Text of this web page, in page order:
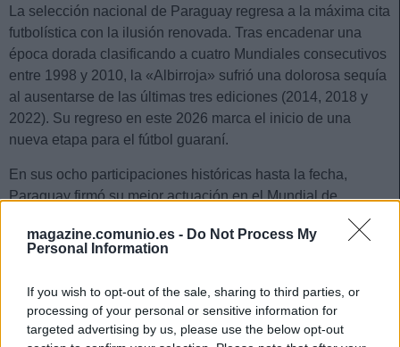
magazine.comunio.es - Do Not Process My
Personal Information
If you wish to opt-out of the sale, sharing to third parties, or
processing of your personal or sensitive information for
targeted advertising by us, please use the below opt-out
La selección nacional de Paraguay regresa a la máxima cita
futbolística con la ilusión renovada. Tras encadenar una
época dorada clasificando a cuatro Mundiales consecutivos
entre 1998 y 2010, la «Albirroja» sufrió una dolorosa sequía
al ausentarse de las últimas tres ediciones (2014, 2018 y
2022). Su regreso en este 2026 marca el inicio de una
nueva etapa para el fútbol guaraní.
En sus ocho participaciones históricas hasta la fecha,
Paraguay firmó su mejor actuación en el Mundial de
Sudáfrica 2010. En aquella ocasión, dirigidos por Gerardo
«Tata» Martino, alcanzaron de forma histórica los cuartos de
El equipo dirigido por el argentino Gustavo Alfaro afrontará
esta Copa del Mundo fiel a la identidad histórica de la